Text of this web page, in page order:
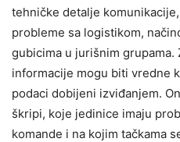
tehničke detalje
probleme sa logistikom,
gubicima u jurišnim grupama.
informacije mogu biti vredne
podaci dobijeni izviđanjem.
škripi, koje jedinice imaju
komande i na kojim tačkama